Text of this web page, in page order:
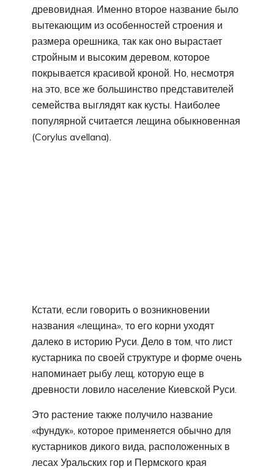
древовидная. Именно второе название было
вытекающим из особенностей строения и
размера орешника, так как оно вырастает
стройным и высоким деревом, которое
покрывается красивой кроной. Но, несмотря
на это, все же большинство представителей
семейства выглядят как кусты. Наиболее
популярной считается лещина обыкновенная
(Corylus avellana).
Кстати, если говорить о возникновении
названия «лещина», то его корни уходят
далеко в историю Руси. Дело в том, что лист
кустарника по своей структуре и форме очень
напоминает рыбу лещ, которую еще в
древности ловило население Киевской Руси.
Это растение также получило название
«фундук», которое применяется обычно для
кустарников дикого вида, расположенных в
лесах Уральских гор и Пермского края